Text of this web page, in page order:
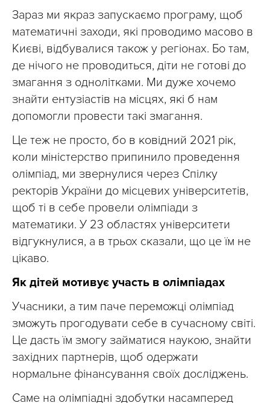
Зараз ми якраз запускаємо програму, щоб
математичні заходи, які проводимо масово в
Києві, відбувалися також у регіонах. Бо там,
де нічого не проводиться, діти не готові до
змагання з однолітками. Ми дуже хочемо
знайти ентузіастів на місцях, які б нам
допомогли провести такі змагання.
Це теж не просто, бо в ковідний 2021 рік,
коли міністерство припинило проведення
олімпіад, ми звернулися через Спілку
ректорів України до місцевих університетів,
щоб ті в себе провели олімпіади з
математики. У 23 областях університети
відгукнулися, а в трьох сказали, що це їм не
цікаво.
Як дітей мотивує участь в олімпіадах
Учасники, а тим паче переможці олімпіад
зможуть прогодувати себе в сучасному світі.
Це дасть їм змогу займатися наукою, знайти
західних партнерів, щоб одержати
нормальне фінансування своїх досліджень.
Саме на олімпіадні здобутки насамперед